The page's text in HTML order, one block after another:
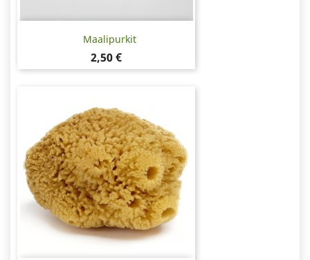
Maalipurkit
Hinta
2,50 €